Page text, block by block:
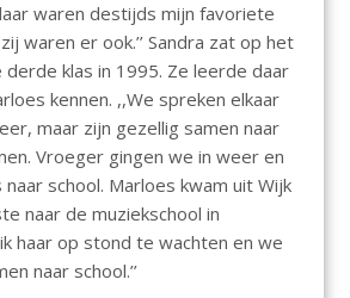
waren destijds mijn favoriete
waren er ook.’’ Sandra zat op het
derde klas in 1995. Ze leerde daar
kennen. ,,We spreken elkaar
maar zijn gezellig samen naar
Vroeger gingen we in weer en
school. Marloes kwam uit Wijk
naar de muziekschool in
haar op stond te wachten en we
naar school.’’